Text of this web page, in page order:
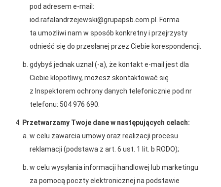
2026-01-15
Grupa PSB Handel S.A.
firmowa eSkarbonka na
rzecz gastroenterologii
dziecięcej
2026-01-12
Zacisze S.A. dołącza do
rok strategicznym
otwarciem po
rebrandingu
pod adresem e-mail:
iod.rafalandrzejewski@grupapsb.com.pl. Forma
ta umożliwi nam w sposób konkretny i przejrzysty
odnieść się do przesłanej przez Ciebie korespondencji.
gdybyś jednak uznał (-a), że kontakt e-mail jest dla
Ciebie kłopotliwy, możesz skontaktować się
z Inspektorem ochrony danych telefonicznie pod nr
telefonu: 504 976 690.
Przetwarzamy Twoje dane w następujących celach:
w celu zawarcia umowy oraz realizacji procesu
reklamacji (podstawa z art. 6 ust. 1 lit. b RODO);
w celu wysyłania informacji handlowej lub marketingu
za pomocą poczty elektronicznej na podstawie